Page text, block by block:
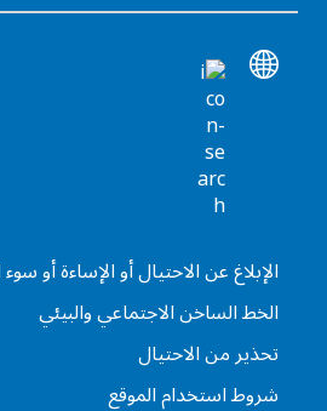
الإبلاغ عن الاحتيال أو الإساءة أو
الخط الساخن الاجتماعي والبيئي
تحذير من الاحتيال
شروط استخدام الموقع